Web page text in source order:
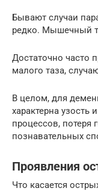
Бывают случаи
редко. Мышечный
Достаточно часто
малого таза,
В целом, для
характерна узость
процессов, потеря
познавательных
Проявления
Что касается